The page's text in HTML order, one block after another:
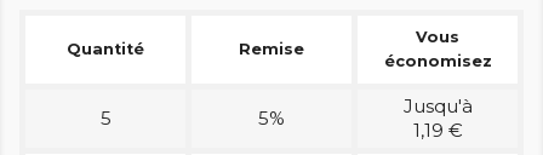
Quantité Remise
Vous
économisez
5 5%
Jusqu'à
1,19 €